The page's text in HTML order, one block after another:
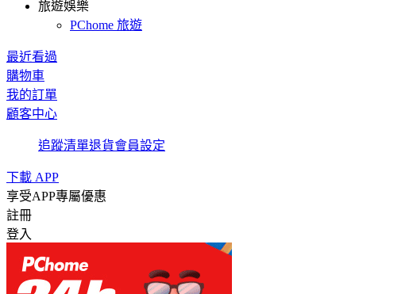
旅遊娛樂
PChome 旅遊
最近看過
購物車
我的訂單
顧客中心
追蹤清單退貨會員設定
下載 APP
享受APP專屬優惠
註冊
登入